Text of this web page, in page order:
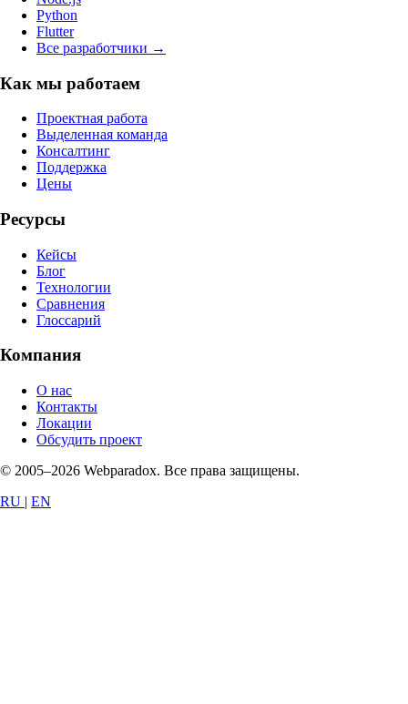
Python
Flutter
Все разработчики →
Как мы работаем
Проектная работа
Выделенная команда
Консалтинг
Поддержка
Цены
Ресурсы
Кейсы
Блог
Технологии
Сравнения
Глоссарий
Компания
О нас
Контакты
Локации
Обсудить проект
© 2005–2026 Webparadox. Все права защищены.
RU | EN